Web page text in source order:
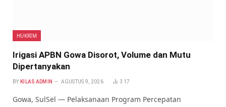
HUKRIM
Irigasi APBN Gowa Disorot, Volume dan Mutu
Dipertanyakan
BY KILAS ADMIN AGUSTUS 9, 2026 317
Gowa, SulSel — Pelaksanaan Program Percepatan